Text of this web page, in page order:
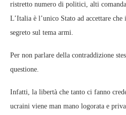
ristretto numero di politici, alti
L’Italia è l’unico Stato ad accettare
segreto sul tema armi.
Per non parlare della contraddizione
questione.
Infatti, la libertà che tanto ci fanno
ucraini viene man mano logorata e